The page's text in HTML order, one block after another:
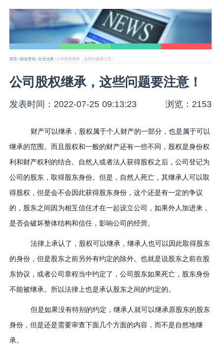
首页>创业资讯>企业法务>公司股权继承，这些问题要注意！
公司股权继承，这些问题要注意！
发表时间：2022-07-25 09:13:23 浏览：2153
财产可以继承，股权属于个人财产的一部分，也是属于可以
继承的范围。而且股权和一般的财产还有一些不同，股权是身份权
利和财产权利的结合。自然人或者法人获得股权之后，公司登记为
公司的股东，取得股东身份。但是，自然人死亡，其继承人可以取
得股权，但是会不会因此获得股东身份，这个还是有一定的争议
的，股东之间因为相互信任才在一起设立公司，如果外人加进来，
是否会破坏整体结构和信任，影响公司的经营。
法律上承认了，股权可以继承，继承人也可以因此取得股东
的身份，但是股东之前另外有约定的除外。也就是说股东之前在股
东协议，或者公司章程当中约定了，公司股东如果死亡，股东身份
不能被继承。所以法律上也是承认股东之间的约定的。
但是如果没有特别的约定，继承人就可以继承原股东的股东
身份，但是还是需要审查下面几个方面的内容，而不是自然地继
承。